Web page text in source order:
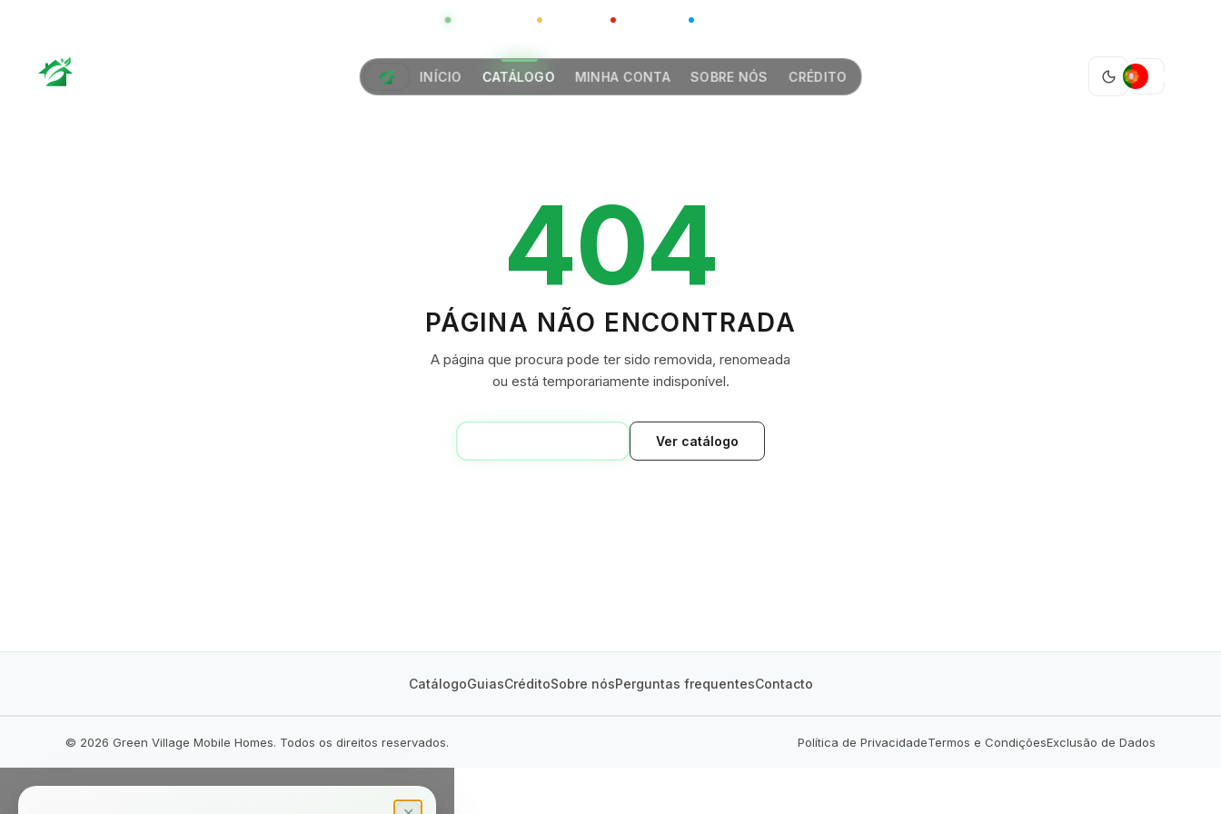
GLOBAL CHINA
INÍCIO CATÁLOGO MINHA CONTA SOBRE NÓS CRÉDITO
GREEN VILLAGE
404
PÁGINA NÃO ENCONTRADA
A página que procura pode ter sido removida, renomeada
ou está temporariamente indisponível.
Ver catálogo
CatálogoGuiasCréditoSobre nósPerguntas frequentesContacto
© 2026 Green Village Mobile Homes. Todos os direitos reservados. Política de PrivacidadeTermos e CondiçõesExclusão de Dados